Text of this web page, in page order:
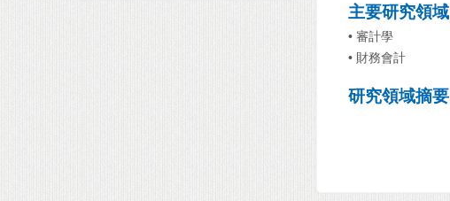
主要研究領域
• 審計學
• 財務會計
研究領域摘要